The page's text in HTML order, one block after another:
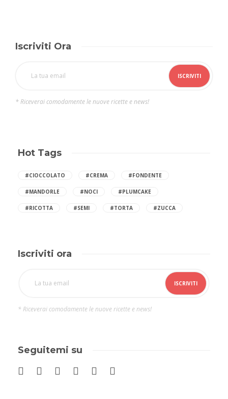
Iscriviti Ora
* Riceverai comodamente le nuove ricette e news!
Hot Tags
#CIOCCOLATO #CREMA #FONDENTE
#MANDORLE #NOCI #PLUMCAKE
#RICOTTA #SEMI #TORTA #ZUCCA
Iscriviti ora
* Riceverai comodamente le nuove ricette e news!
Seguitemi su